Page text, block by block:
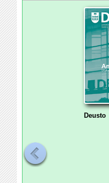
Deusto